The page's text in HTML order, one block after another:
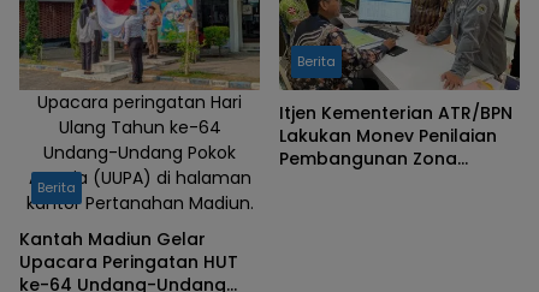
Upacara peringatan Hari
Ulang Tahun ke-64
Undang-Undang Pokok
Agraria (UUPA) di halaman
kantor Pertanahan Madiun.
Berita
Kantah Madiun Gelar
Upacara Peringatan HUT
ke-64 Undang-Undang
Berita
Itjen Kementerian ATR/BPN
Lakukan Monev Penilaian
Pembangunan Zona